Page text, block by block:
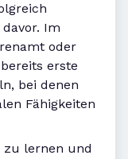
Im
oder
erste
bei denen
Fähigkeiten
zu lernen und